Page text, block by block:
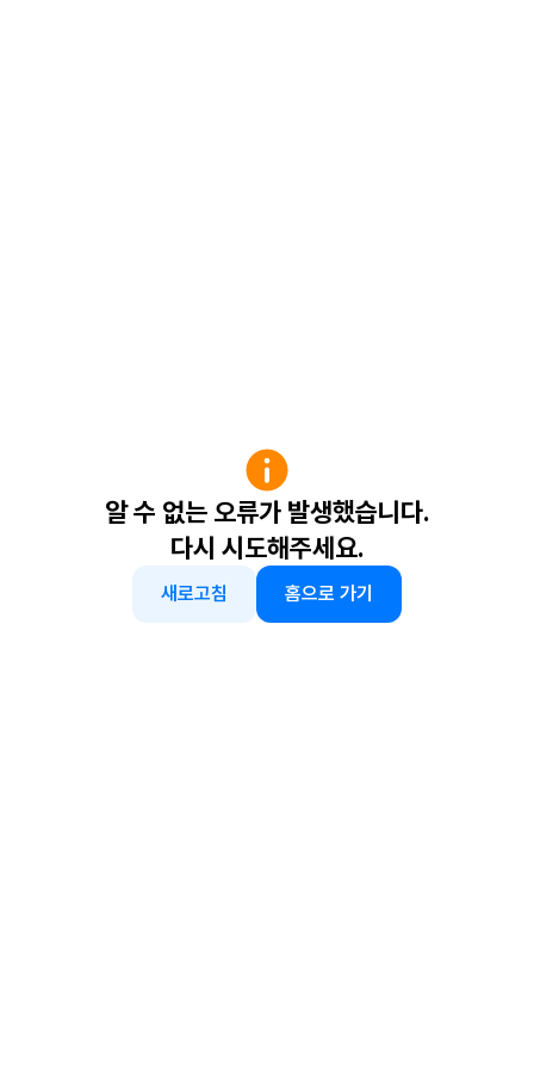
알 수 없는 오류가 발생했습니다.
다시 시도해주세요.
새로고침 홈으로 가기